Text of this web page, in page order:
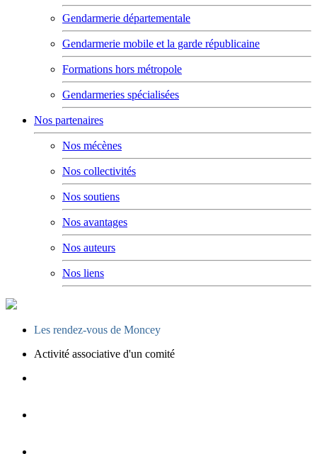
Gendarmerie départementale
Gendarmerie mobile et la garde républicaine
Formations hors métropole
Gendarmeries spécialisées
Nos partenaires
Nos mécènes
Nos collectivités
Nos soutiens
Nos avantages
Nos auteurs
Nos liens
Les rendez-vous de Moncey
Activité associative d'un comité